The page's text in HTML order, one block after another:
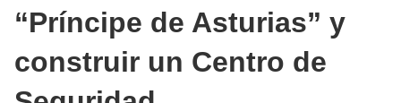
“Príncipe de Asturias” y
construir un Centro de